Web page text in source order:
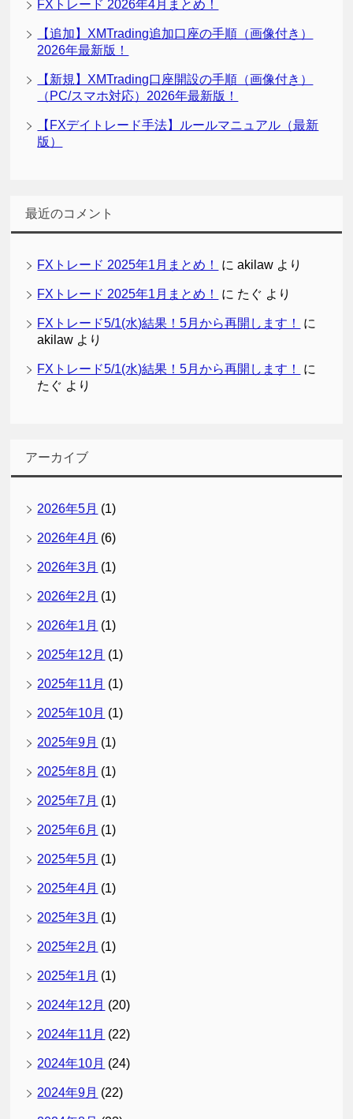
FXトレード 2026年4月まとめ！
【追加】XMTrading追加口座の手順（画像付き）
2026年最新版！
【新規】XMTrading口座開設の手順（画像付き）
（PC/スマホ対応）2026年最新版！
【FXデイトレード手法】ルールマニュアル（最新
版）
最近のコメント
FXトレード 2025年1月まとめ！ にakilaw より
FXトレード 2025年1月まとめ！ に たぐ より
FXトレード5/1(水)結果！5月から再開します！
に
akilaw より
FXトレード5/1(水)結果！5月から再開します！
に
たぐ より
アーカイブ
2026年5月 (1)
2026年4月 (6)
2026年3月 (1)
2026年2月 (1)
2026年1月 (1)
2025年12月 (1)
2025年11月 (1)
2025年10月 (1)
2025年9月 (1)
2025年8月 (1)
2025年7月 (1)
2025年6月 (1)
2025年5月 (1)
2025年4月 (1)
2025年3月 (1)
2025年2月 (1)
2025年1月 (1)
2024年12月 (20)
2024年11月 (22)
2024年10月 (24)
2024年9月 (22)